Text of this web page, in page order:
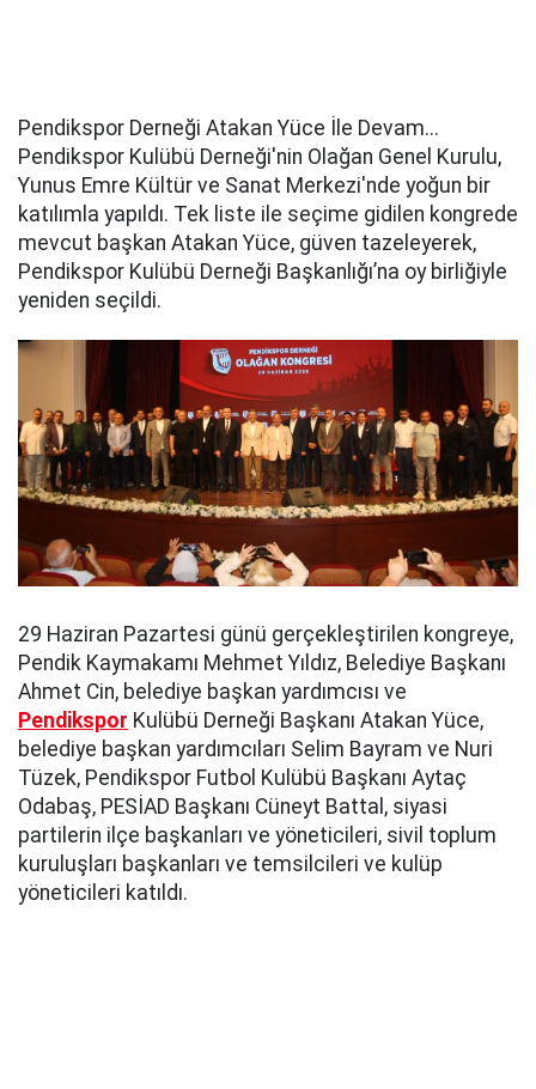
Pendikspor Derneği Atakan Yüce İle Devam...
Pendikspor Kulübü Derneği'nin Olağan Genel Kurulu,
Yunus Emre Kültür ve Sanat Merkezi'nde yoğun bir
katılımla yapıldı. Tek liste ile seçime gidilen kongrede
mevcut başkan Atakan Yüce, güven tazeleyerek,
Pendikspor Kulübü Derneği Başkanlığı’na oy birliğiyle
yeniden seçildi.
29 Haziran Pazartesi günü gerçekleştirilen kongreye,
Pendik Kaymakamı Mehmet Yıldız, Belediye Başkanı
Ahmet Cin, belediye başkan yardımcısı ve
Pendikspor Kulübü Derneği Başkanı Atakan Yüce,
belediye başkan yardımcıları Selim Bayram ve Nuri
Tüzek, Pendikspor Futbol Kulübü Başkanı Aytaç
Odabaş, PESİAD Başkanı Cüneyt Battal, siyasi
partilerin ilçe başkanları ve yöneticileri, sivil toplum
kuruluşları başkanları ve temsilcileri ve kulüp
yöneticileri katıldı.